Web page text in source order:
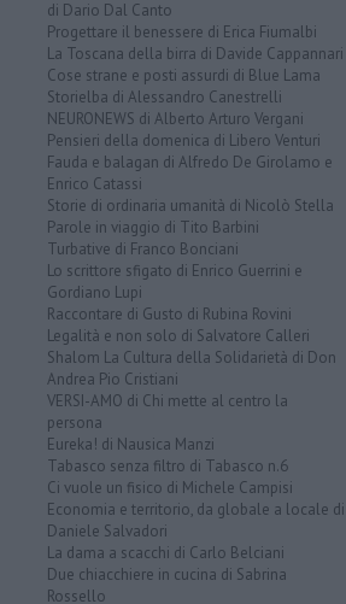
di Dario Dal Canto
Progettare il benessere di Erica Fiumalbi
La Toscana della birra di Davide Cappannari
Cose strane e posti assurdi di Blue Lama
Storielba di Alessandro Canestrelli
NEURONEWS di Alberto Arturo Vergani
Pensieri della domenica di Libero Venturi
Fauda e balagan di Alfredo De Girolamo e
Enrico Catassi
Storie di ordinaria umanità di Nicolò Stella
Parole in viaggio di Tito Barbini
Turbative di Franco Bonciani
Lo scrittore sfigato di Enrico Guerrini e
Gordiano Lupi
Raccontare di Gusto di Rubina Rovini
Legalità e non solo di Salvatore Calleri
Shalom La Cultura della Solidarietà di Don
Andrea Pio Cristiani
VERSI-AMO di Chi mette al centro la
persona
Eureka! di Nausica Manzi
Tabasco senza filtro di Tabasco n.6
Ci vuole un fisico di Michele Campisi
Economia e territorio, da globale a locale di
Daniele Salvadori
La dama a scacchi di Carlo Belciani
Due chiacchiere in cucina di Sabrina
Rossello